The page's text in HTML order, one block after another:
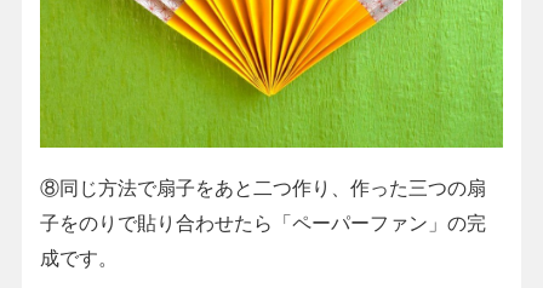
⑧同じ方法で扇子をあと二つ作り、作った三つの扇
子をのりで貼り合わせたら「ペーパーファン」の完
成です。